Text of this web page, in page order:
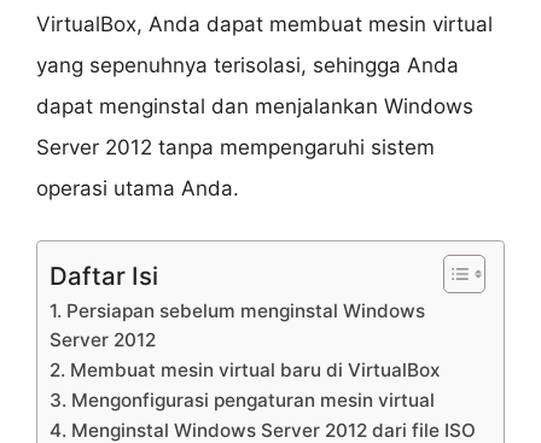
VirtualBox, Anda dapat membuat mesin virtual
yang sepenuhnya terisolasi, sehingga Anda
dapat menginstal dan menjalankan Windows
Server 2012 tanpa mempengaruhi sistem
operasi utama Anda.
Daftar Isi
1. Persiapan sebelum menginstal Windows
Server 2012
2. Membuat mesin virtual baru di VirtualBox
3. Mengonfigurasi pengaturan mesin virtual
4. Menginstal Windows Server 2012 dari file ISO